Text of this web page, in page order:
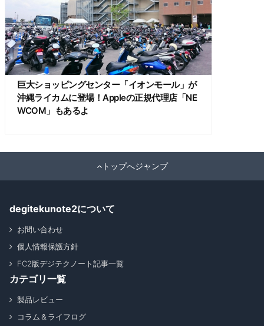
巨大ショッピングセンター「イオンモール」が
沖縄ライカムに登場！Appleの正規代理店「NE
WCOM」もあるよ
トップへジャンプ
degitekunote2について
お問い合わせ
個人情報保護方針
FC2版デジテクノート記事一覧
カテゴリ一覧
製品レビュー
コラム＆ライフログ